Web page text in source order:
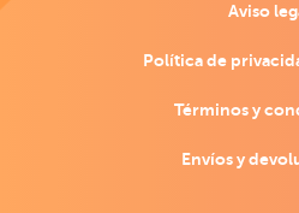
Aviso
Política de
Términos y
Envíos y